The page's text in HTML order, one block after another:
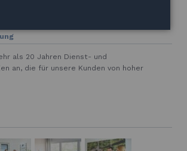
als 20 Jahren Dienst- und
an, die für unsere Kunden von hoher